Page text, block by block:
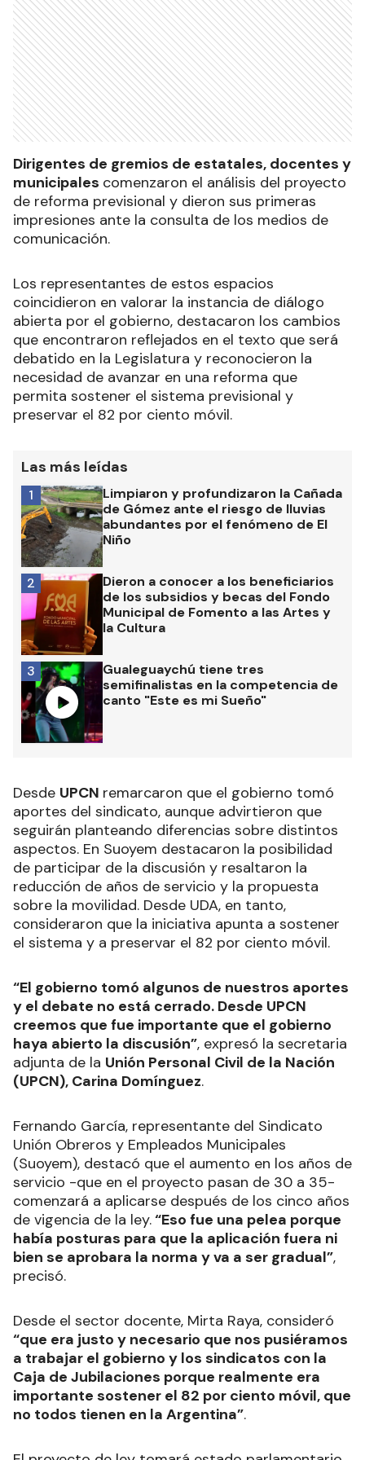
Dirigentes de gremios de estatales, docentes y
municipales comenzaron el análisis del proyecto
de reforma previsional y dieron sus primeras
impresiones ante la consulta de los medios de
comunicación.
Los representantes de estos espacios
coincidieron en valorar la instancia de diálogo
abierta por el gobierno, destacaron los cambios
que encontraron reflejados en el texto que será
debatido en la Legislatura y reconocieron la
necesidad de avanzar en una reforma que
permita sostener el sistema previsional y
preservar el 82 por ciento móvil.
Las más leídas
Limpiaron y profundizaron la Cañada
de Gómez ante el riesgo de lluvias
abundantes por el fenómeno de El
Niño
1
Dieron a conocer a los beneficiarios
de los subsidios y becas del Fondo
Municipal de Fomento a las Artes y
la Cultura
2
Gualeguaychú tiene tres
semifinalistas en la competencia de
canto "Este es mi Sueño"
3
Desde UPCN remarcaron que el gobierno tomó
aportes del sindicato, aunque advirtieron que
seguirán planteando diferencias sobre distintos
aspectos. En Suoyem destacaron la posibilidad
de participar de la discusión y resaltaron la
reducción de años de servicio y la propuesta
sobre la movilidad. Desde UDA, en tanto,
consideraron que la iniciativa apunta a sostener
el sistema y a preservar el 82 por ciento móvil.
“El gobierno tomó algunos de nuestros aportes
y el debate no está cerrado. Desde UPCN
creemos que fue importante que el gobierno
haya abierto la discusión”, expresó la secretaria
adjunta de la Unión Personal Civil de la Nación
(UPCN), Carina Domínguez.
Fernando García, representante del Sindicato
Unión Obreros y Empleados Municipales
(Suoyem), destacó que el aumento en los años de
servicio -que en el proyecto pasan de 30 a 35-
comenzará a aplicarse después de los cinco años
de vigencia de la ley.“Eso fue una pelea porque
había posturas para que la aplicación fuera ni
bien se aprobara la norma y va a ser gradual”,
precisó.
Desde el sector docente, Mirta Raya, consideró
“que era justo y necesario que nos pusiéramos
a trabajar el gobierno y los sindicatos con la
Caja de Jubilaciones porque realmente era
importante sostener el 82 por ciento móvil, que
no todos tienen en la Argentina”.